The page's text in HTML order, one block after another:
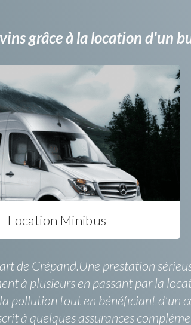
grâce à la location d'un
Location Minibus
de Crépand.Une prestation
à plusieurs en passant par la
pollution tout en bénéficiant
à quelques assurances